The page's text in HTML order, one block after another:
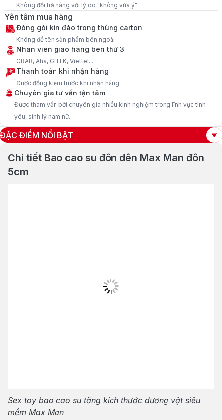
Không đổi trả hàng với lý do "không vừa ý"
Yên tâm mua hàng
Đóng gói kín đáo trong thùng carton
Không để tên sản phẩm bên ngoài
Nhân viên giao hàng bên thứ 3
GRAB, Aha, GHTK, Viettel...
Thanh toán khi nhận hàng
Được đồng kiểm trước khi nhận hàng
Chuyên gia tư vấn tận tâm
Được tham vấn bởi chuyên gia nhiều kinh nghiệm trong lĩnh vực tình
yêu, sinh lý nam nữ.
ĐẶC ĐIỂM NỔI BẬT
Chi tiết Bao cao su đôn dên Max Man đôn
5cm
Sex toy bao cao su tăng kích thước dương vật siêu
mềm Max Man